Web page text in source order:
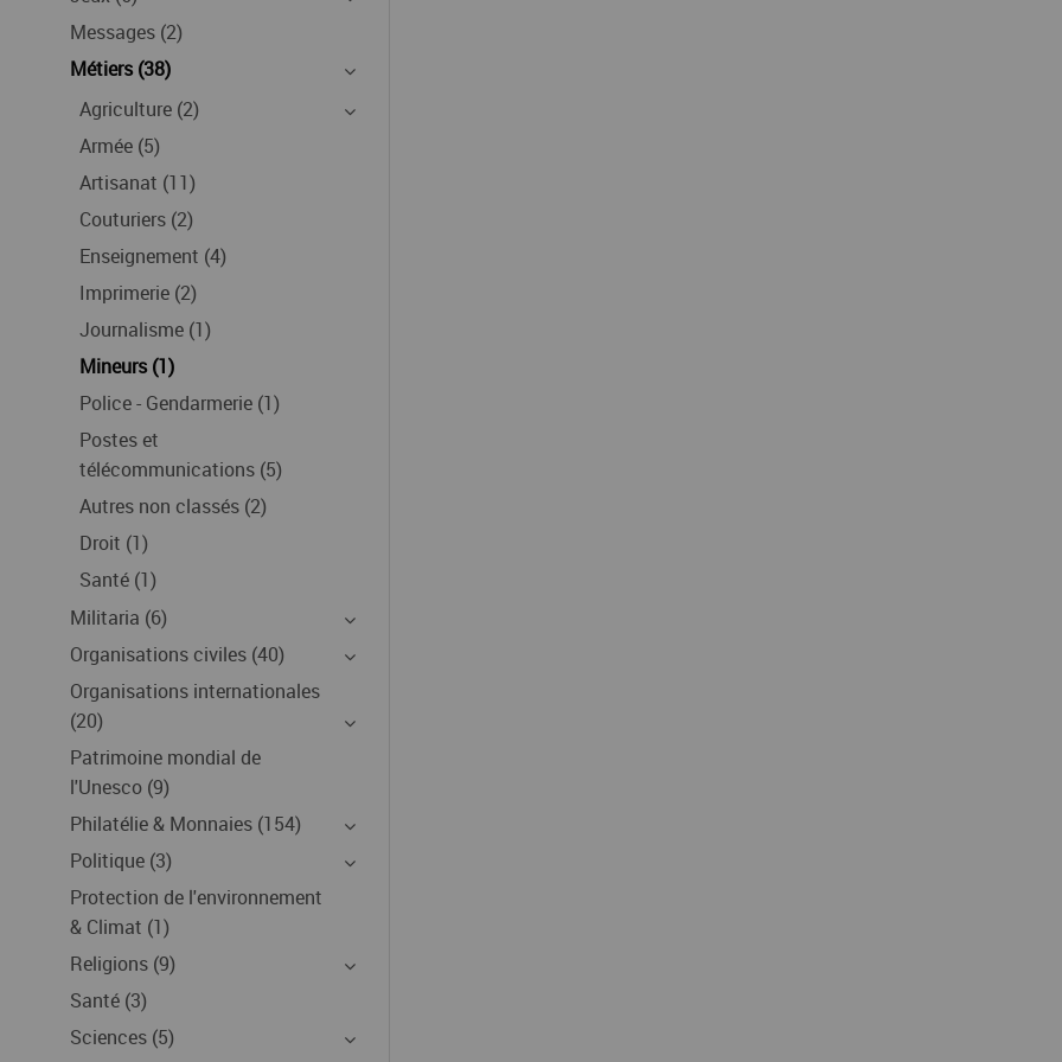
Messages (2)
Métiers (38)
Agriculture (2)
Armée (5)
Artisanat (11)
Couturiers (2)
Enseignement (4)
Imprimerie (2)
Journalisme (1)
Mineurs (1)
Police - Gendarmerie (1)
Postes et
télécommunications (5)
Autres non classés (2)
Droit (1)
Santé (1)
Militaria (6)
Organisations civiles (40)
Organisations internationales
(20)
Patrimoine mondial de
l'Unesco (9)
Philatélie & Monnaies (154)
Politique (3)
Protection de l'environnement
& Climat (1)
Religions (9)
Santé (3)
Sciences (5)